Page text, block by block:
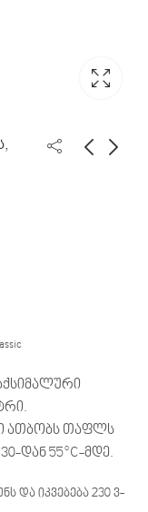
ათბობს თაფლს
დან 55°C-მდე.
და იკვებება 230 ვ-